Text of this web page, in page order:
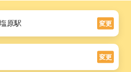
原駅 変更
変更